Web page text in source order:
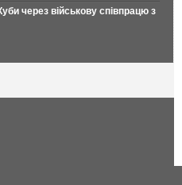
через військову співпрацю з